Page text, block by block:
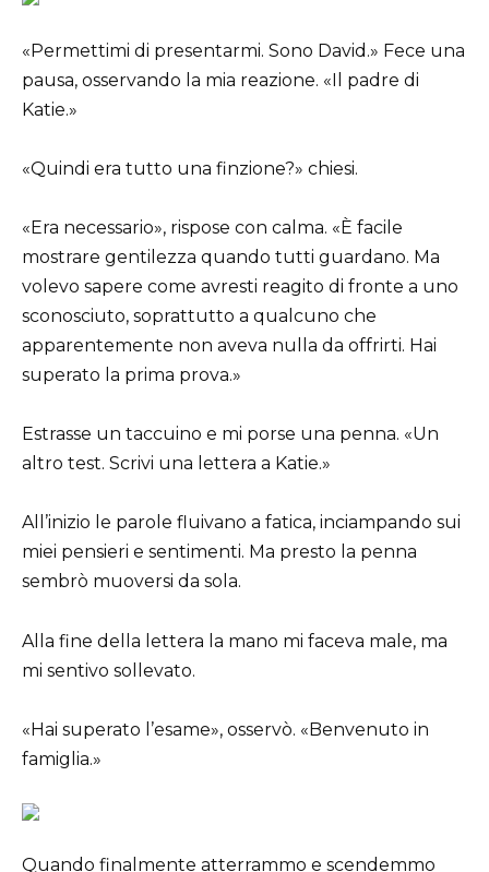
«Permettimi di presentarmi. Sono David.» Fece una
pausa, osservando la mia reazione. «Il padre di
Katie.»
«Quindi era tutto una finzione?» chiesi.
«Era necessario», rispose con calma. «È facile
mostrare gentilezza quando tutti guardano. Ma
volevo sapere come avresti reagito di fronte a uno
sconosciuto, soprattutto a qualcuno che
apparentemente non aveva nulla da offrirti. Hai
superato la prima prova.»
Estrasse un taccuino e mi porse una penna. «Un
altro test. Scrivi una lettera a Katie.»
All’inizio le parole fluivano a fatica, inciampando sui
miei pensieri e sentimenti. Ma presto la penna
sembrò muoversi da sola.
Alla fine della lettera la mano mi faceva male, ma
mi sentivo sollevato.
«Hai superato l’esame», osservò. «Benvenuto in
famiglia.»
Quando finalmente atterrammo e scendemmo